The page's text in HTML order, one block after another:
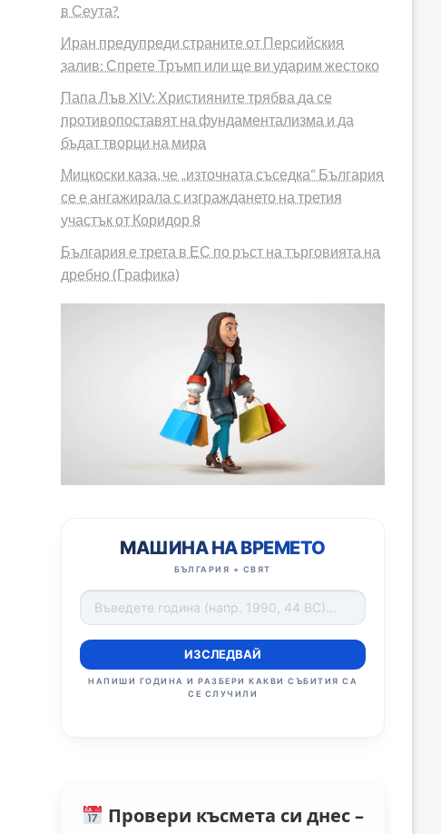
в Сеута?
Иран предупреди страните от Персийския
залив: Спрете Тръмп или ще ви ударим жестоко
Папа Лъв XIV: Християните трябва да се
противопоставят на фундаментализма и да
бъдат творци на мира
Мицкоски каза, че „източната съседка“ България
се е ангажирала с изграждането на третия
участък от Коридор 8
България е трета в ЕС по ръст на търговията на
дребно (Графика)
МАШИНА НА ВРЕМЕТО
БЪЛГАРИЯ + СВЯТ
ИЗСЛЕДВАЙ
НАПИШИ ГОДИНА И РАЗБЕРИ КАКВИ СЪБИТИЯ СА
СЕ СЛУЧИЛИ
Провери късмета си днес –